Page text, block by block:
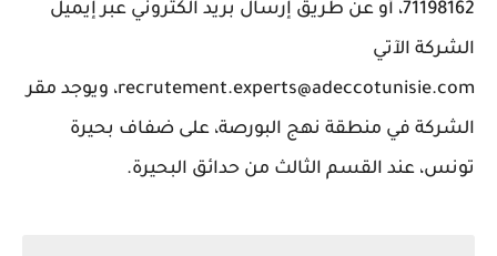
71198162، أو عن طريق إرسال بريد الكتروني عبر إيميل
الشركة الآتي
recrutement.experts@adeccotunisie.com، ويوجد مقر
الشركة في منطقة نهج البورصة، على ضفاف بحيرة
تونس، عند القسم الثالث من حدائق البحيرة.